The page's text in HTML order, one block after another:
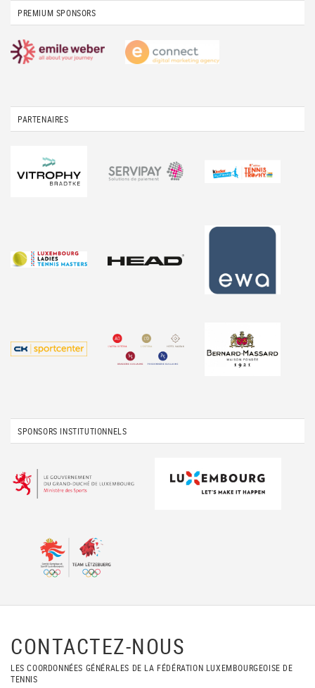
PREMIUM SPONSORS
PARTENAIRES
SPONSORS INSTITUTIONNELS
CONTACTEZ-NOUS
LES COORDONNÉES GÉNÉRALES DE LA FÉDÉRATION LUXEMBOURGEOISE DE
TENNIS